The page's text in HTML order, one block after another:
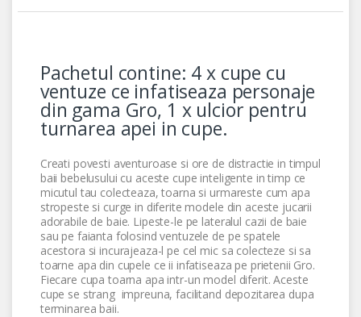
Pachetul contine: 4 x cupe cu
ventuze ce infatiseaza personaje
din gama Gro, 1 x ulcior pentru
turnarea apei in cupe.
Creati povesti aventuroase si ore de distractie in timpul
baii bebelusului cu aceste cupe inteligente in timp ce
micutul tau colecteaza, toarna si urmareste cum apa
stropeste si curge in diferite modele din aceste jucarii
adorabile de baie. Lipeste-le pe lateralul cazii de baie
sau pe faianta folosind ventuzele de pe spatele
acestora si incurajeaza-l pe cel mic sa colecteze si sa
toarne apa din cupele ce ii infatiseaza pe prietenii Gro.
Fiecare cupa toarna apa intr-un model diferit. Aceste
cupe se strang impreuna, facilitand depozitarea dupa
terminarea baii.